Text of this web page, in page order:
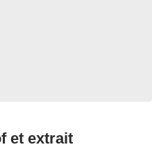
et extrait